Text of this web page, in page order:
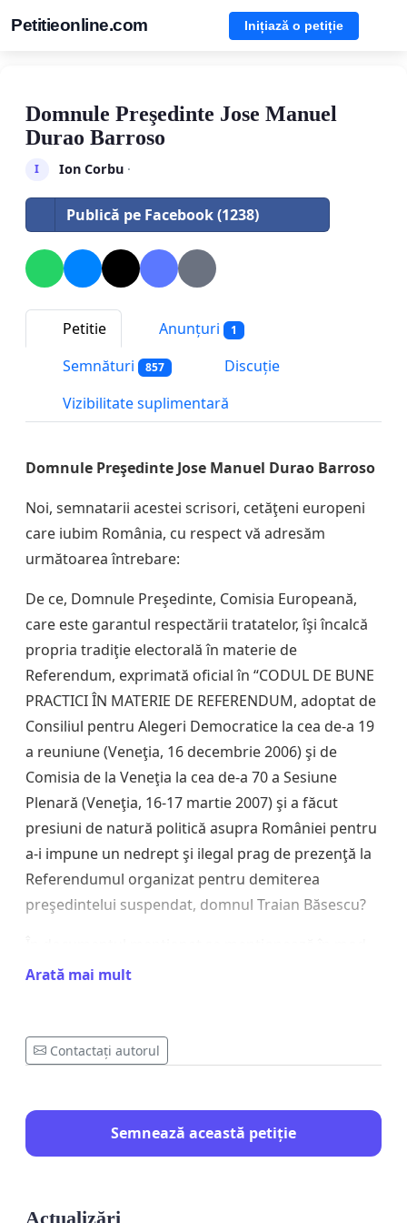
Petitieonline.com Inițiază o petiție
Domnule Preşedinte Jose Manuel
Durao Barroso
I Ion Corbu·
Publică pe Facebook (1238)
Petitie Anunțuri 1
Semnături 857
Discuție
Vizibilitate suplimentară
Domnule Preşedinte Jose Manuel Durao Barroso
Noi, semnatarii acestei scrisori, cetăţeni europeni
care iubim România, cu respect vă adresăm
următoarea întrebare:
De ce, Domnule Preşedinte, Comisia Europeană,
care este garantul respectării tratatelor, îşi încalcă
propria tradiţie electorală în materie de
Referendum, exprimată oficial în “CODUL DE BUNE
PRACTICI ÎN MATERIE DE REFERENDUM, adoptat de
Consiliul pentru Alegeri Democratice la cea de-a 19
a reuniune (Veneţia, 16 decembrie 2006) şi de
Comisia de la Veneţia la cea de-a 70 a Sesiune
Plenară (Veneţia, 16-17 martie 2007) şi a făcut
presiuni de natură politică asupra României pentru
a-i impune un nedrept şi ilegal prag de prezenţă la
Referendumul organizat pentru demiterea
preşedintelui suspendat, domnul Traian Băsescu?
expres la puctul 7:
Nu se recomandă următoarele:
întrucât îi asimilează pe cei care se abţin cu partizanii
votului negativ;
procentaj minimal din numărul alegătorilor înscrişi),
Arată mai mult
Contactați autorul
Semnează această petiție
Actualizări